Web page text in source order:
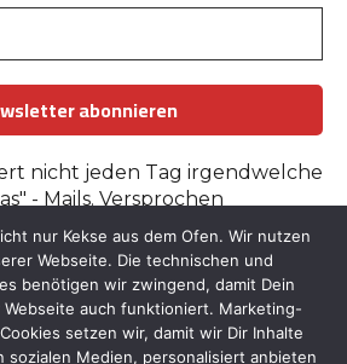
nicht jeden Tag irgendwelche
- Mails. Versprochen
.
nur Kekse aus dem Ofen. Wir nutzen
Webseite. Die technischen und
benötigen wir zwingend, damit Dein
Webseite auch funktioniert. Marketing-
setzen wir, damit wir Dir Inhalte
sozialen Medien, personalisiert anbieten